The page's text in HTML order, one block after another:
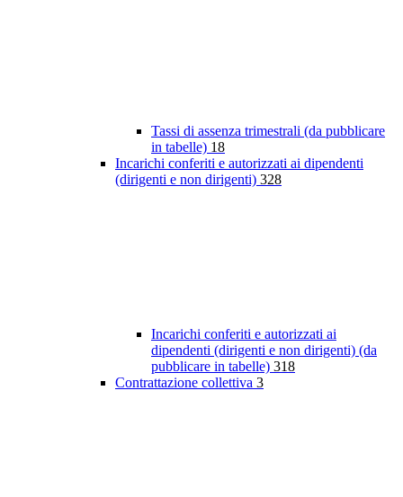
Tassi di assenza trimestrali (da pubblicare
in tabelle) 18
Incarichi conferiti e autorizzati ai dipendenti
(dirigenti e non dirigenti) 328
Incarichi conferiti e autorizzati ai
dipendenti (dirigenti e non dirigenti) (da
pubblicare in tabelle) 318
Contrattazione collettiva 3